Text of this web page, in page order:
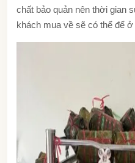
chất bảo quản nên thời gian
khách mua về sẽ có thể để